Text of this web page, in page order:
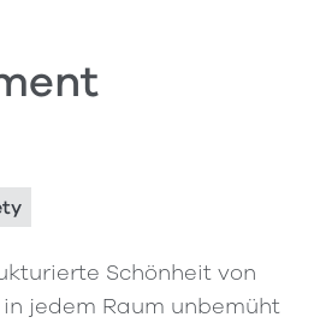
Schönheit von
jedem Raum unbemüht